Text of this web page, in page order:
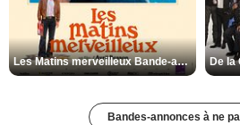
Les Matins merveilleux Bande-annonce VF
Bandes-annonces à ne